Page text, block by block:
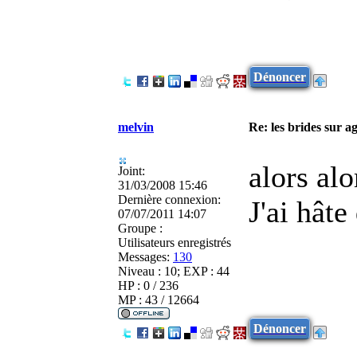
Dénoncer
melvin Re: les brides sur
Joint:
31/03/2008 15:46
Dernière connexion:
07/07/2011 14:07
Groupe :
Utilisateurs enregistrés
Messages: 130
Niveau : 10; EXP : 44
HP : 0 / 236
MP : 43 / 12664
alors
J'ai
Dénoncer